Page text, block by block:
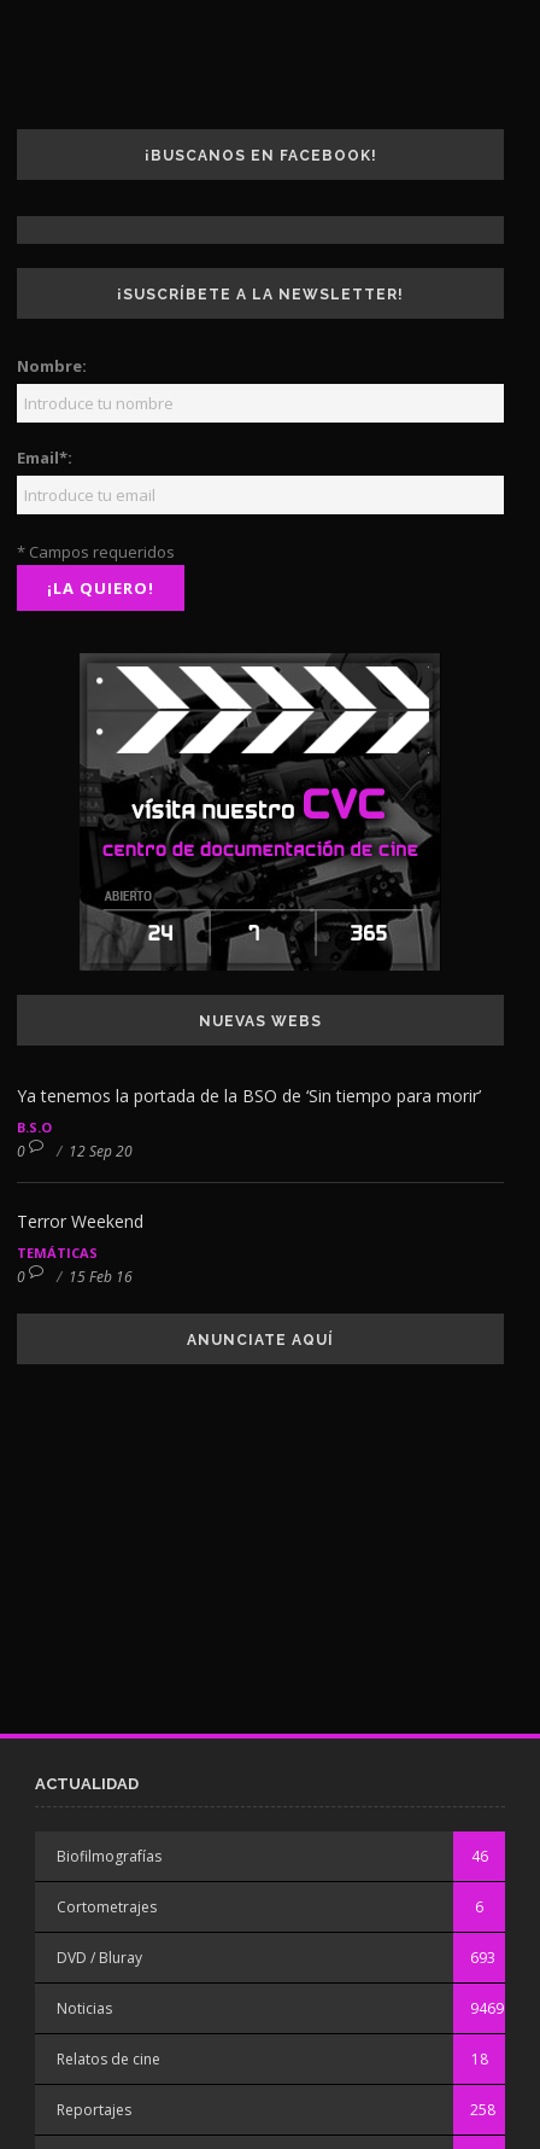
¡BUSCANOS EN FACEBOOK!
¡SUSCRÍBETE A LA NEWSLETTER!
Nombre:
Email*:
* Campos requeridos
NUEVAS WEBS
Ya tenemos la portada de la BSO de ‘Sin tiempo para morir’
B.S.O
0 / 12 Sep 20
Terror Weekend
TEMÁTICAS
0 / 15 Feb 16
ANUNCIATE AQUÍ
ACTUALIDAD
Biofilmografías 46
Cortometrajes 6
DVD / Bluray 693
Noticias 9469
Relatos de cine 18
Reportajes 258